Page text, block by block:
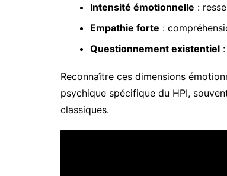
Intensité émotionnelle :
Empathie forte :
Questionnement existentiel
Reconnaître ces dimensions
psychique spécifique du HPI,
classiques.